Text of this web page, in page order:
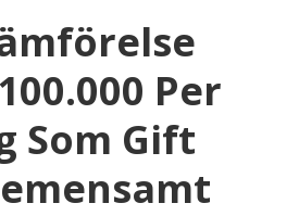
Per
Som Gift